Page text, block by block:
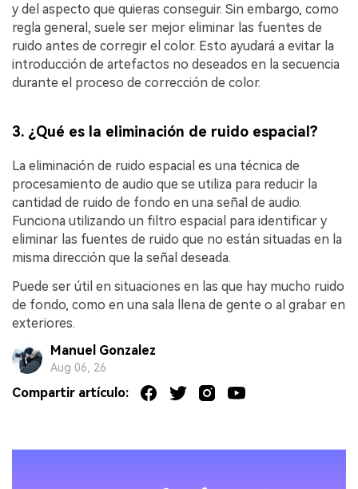
y del aspecto que quieras conseguir. Sin embargo, como
regla general, suele ser mejor eliminar las fuentes de
ruido antes de corregir el color. Esto ayudará a evitar la
introducción de artefactos no deseados en la secuencia
durante el proceso de corrección de color.
3. ¿Qué es la eliminación de ruido espacial?
La eliminación de ruido espacial es una técnica de
procesamiento de audio que se utiliza para reducir la
cantidad de ruido de fondo en una señal de audio.
Funciona utilizando un filtro espacial para identificar y
eliminar las fuentes de ruido que no están situadas en la
misma dirección que la señal deseada.
Puede ser útil en situaciones en las que hay mucho ruido
de fondo, como en una sala llena de gente o al grabar en
exteriores.
Manuel Gonzalez
Aug 06, 26
Compartir artículo: